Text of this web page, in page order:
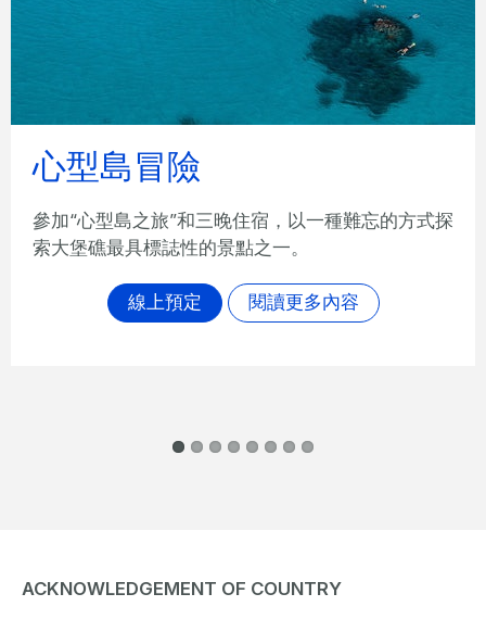
心型島冒險
參加“心型島之旅”和三晚住宿，以一種難忘的方式探
索大堡礁最具標誌性的景點之一。
線上預定 閱讀更多內容
ACKNOWLEDGEMENT OF COUNTRY